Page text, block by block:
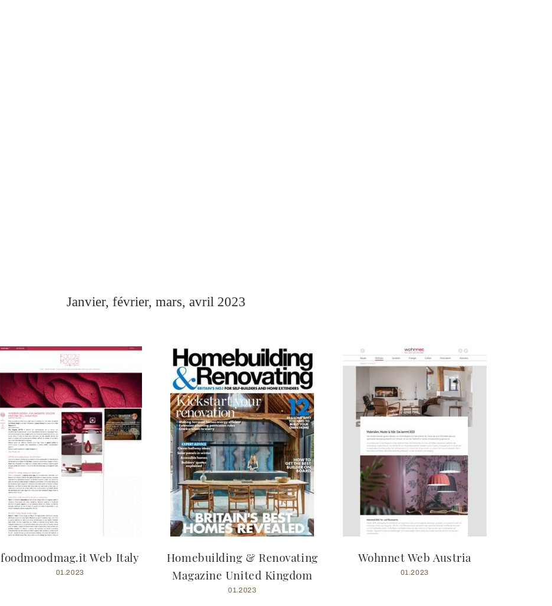
Janvier, février, mars, avril 2023
foodmoodmag.it Web Italy
01.2023
Homebuilding & Renovating
Magazine United Kingdom
01.2023
Wohnnet Web Austria
01.2023